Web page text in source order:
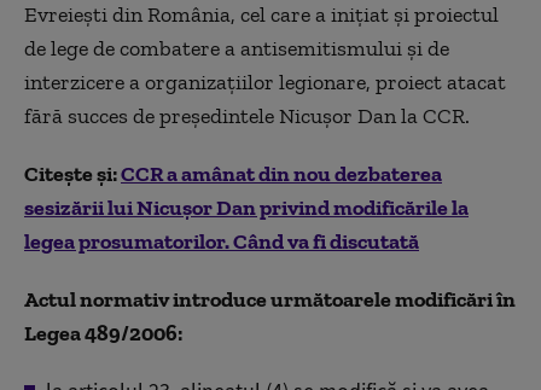
Evreiești din România, cel care a inițiat și proiectul
de lege de combatere a antisemitismului și de
interzicere a organizațiilor legionare, proiect atacat
fără succes de președintele Nicușor Dan la CCR.
Citește și:CCR a amânat din nou dezbaterea
sesizării lui Nicușor Dan privind modificările la
legea prosumatorilor. Când va fi discutată
Actul normativ introduce următoarele modificări în
Legea 489/2006: